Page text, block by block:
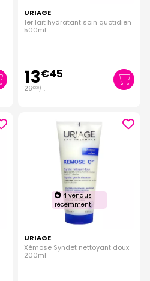
URIAGE
1er lait hydratant soin quotidien
500ml
13€45
26€90/l.
4 vendus
récemment !
URIAGE
Xémose Syndet nettoyant doux
200ml